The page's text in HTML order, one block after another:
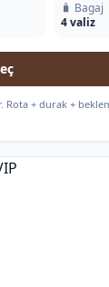
🧳 Bagaj
4 valiz
Rota + durak +